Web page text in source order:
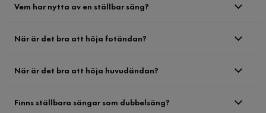
Vem har nytta av en ställbar säng?
När är det bra att höja fotändan?
När är det bra att höja huvudändan?
Finns ställbara sängar som dubbelsäng?